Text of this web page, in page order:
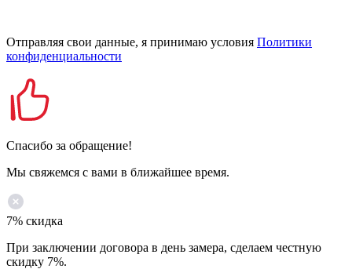
Отправляя свои данные, я принимаю условия Политики
конфиденциальности
Спасибо за обращение!
Мы свяжемся с вами в ближайшее время.
7% скидка
При заключении договора в день замера, сделаем честную
скидку 7%.